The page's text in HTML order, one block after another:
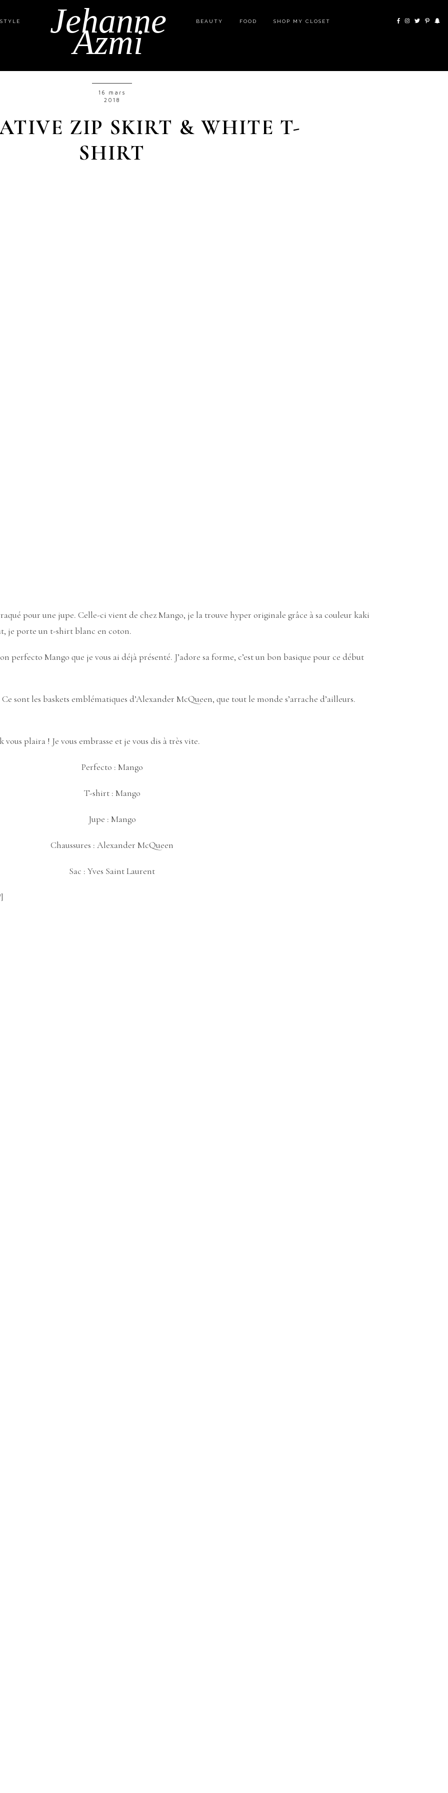
Jehanne
Azmi
BEAUTY FOOD SHOP MY CLOSET
16 mars
2018
ZIP SKIRT & WHITE T-
SHIRT
pour une jupe. Celle-ci vient de chez Mango, je la trouve hyper originale grâce à sa couleur kaki
je porte un t-shirt blanc en coton.
perfecto Mango que je vous ai déjà présenté. J’adore sa forme, c’est un bon basique pour ce début
sont les baskets emblématiques d’Alexander McQueen, que tout le monde s’arrache d’ailleurs.
plaira ! Je vous embrasse et je vous dis à très vite.
Perfecto : Mango
T-shirt : Mango
Jupe : Mango
Chaussures : Alexander McQueen
Sac : Yves Saint Laurent